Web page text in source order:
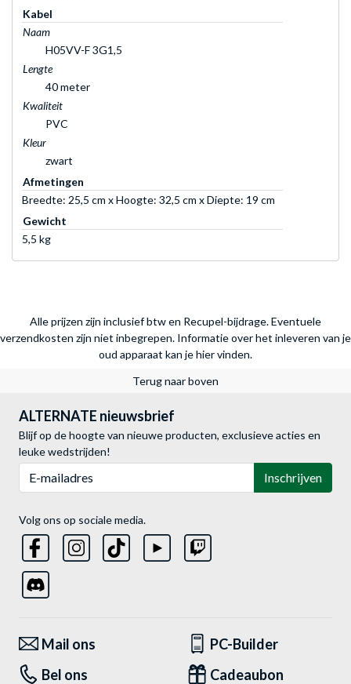
Kabel
Naam
H05VV-F 3G1,5
Lengte
40 meter
Kwaliteit
PVC
Kleur
zwart
Afmetingen
Breedte: 25,5 cm x Hoogte: 32,5 cm x Diepte: 19 cm
Gewicht
5,5 kg
Alle prijzen zijn inclusief btw en Recupel-bijdrage. Eventuele
verzendkosten zijn niet inbegrepen. Informatie over het inleveren van je
oud apparaat kan je hier vinden.
Terug naar boven
ALTERNATE nieuwsbrief
Blijf op de hoogte van nieuwe producten, exclusieve acties en
leuke wedstrijden!
Inschrijven
Volg ons op sociale media.
Mail ons
PC-Builder
Bel ons
Cadeaubon